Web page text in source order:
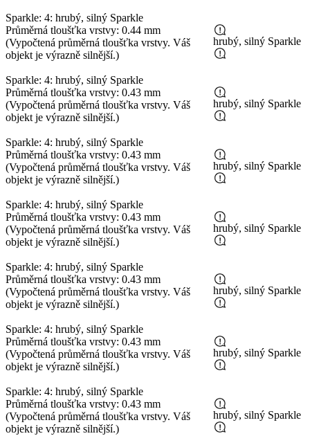
Sparkle: 4: hrubý, silný Sparkle
Průměrná tloušťka vrstvy: 0.44 mm
(Vypočtená průměrná tloušťka vrstvy. Váš
objekt je výrazně silnější.)
Sparkle: 4: hrubý, silný Sparkle
hrubý, silný Sparkle
Průměrná tloušťka vrstvy: 0.43 mm
(Vypočtená průměrná tloušťka vrstvy. Váš
objekt je výrazně silnější.)
Sparkle: 4: hrubý, silný Sparkle
hrubý, silný Sparkle
Průměrná tloušťka vrstvy: 0.43 mm
(Vypočtená průměrná tloušťka vrstvy. Váš
objekt je výrazně silnější.)
Sparkle: 4: hrubý, silný Sparkle
hrubý, silný Sparkle
Průměrná tloušťka vrstvy: 0.43 mm
(Vypočtená průměrná tloušťka vrstvy. Váš
objekt je výrazně silnější.)
Sparkle: 4: hrubý, silný Sparkle
hrubý, silný Sparkle
Průměrná tloušťka vrstvy: 0.43 mm
(Vypočtená průměrná tloušťka vrstvy. Váš
objekt je výrazně silnější.)
Sparkle: 4: hrubý, silný Sparkle
hrubý, silný Sparkle
Průměrná tloušťka vrstvy: 0.43 mm
(Vypočtená průměrná tloušťka vrstvy. Váš
objekt je výrazně silnější.)
Sparkle: 4: hrubý, silný Sparkle
hrubý, silný Sparkle
Průměrná tloušťka vrstvy: 0.43 mm
(Vypočtená průměrná tloušťka vrstvy. Váš
objekt je výrazně silnější.)
hrubý, silný Sparkle